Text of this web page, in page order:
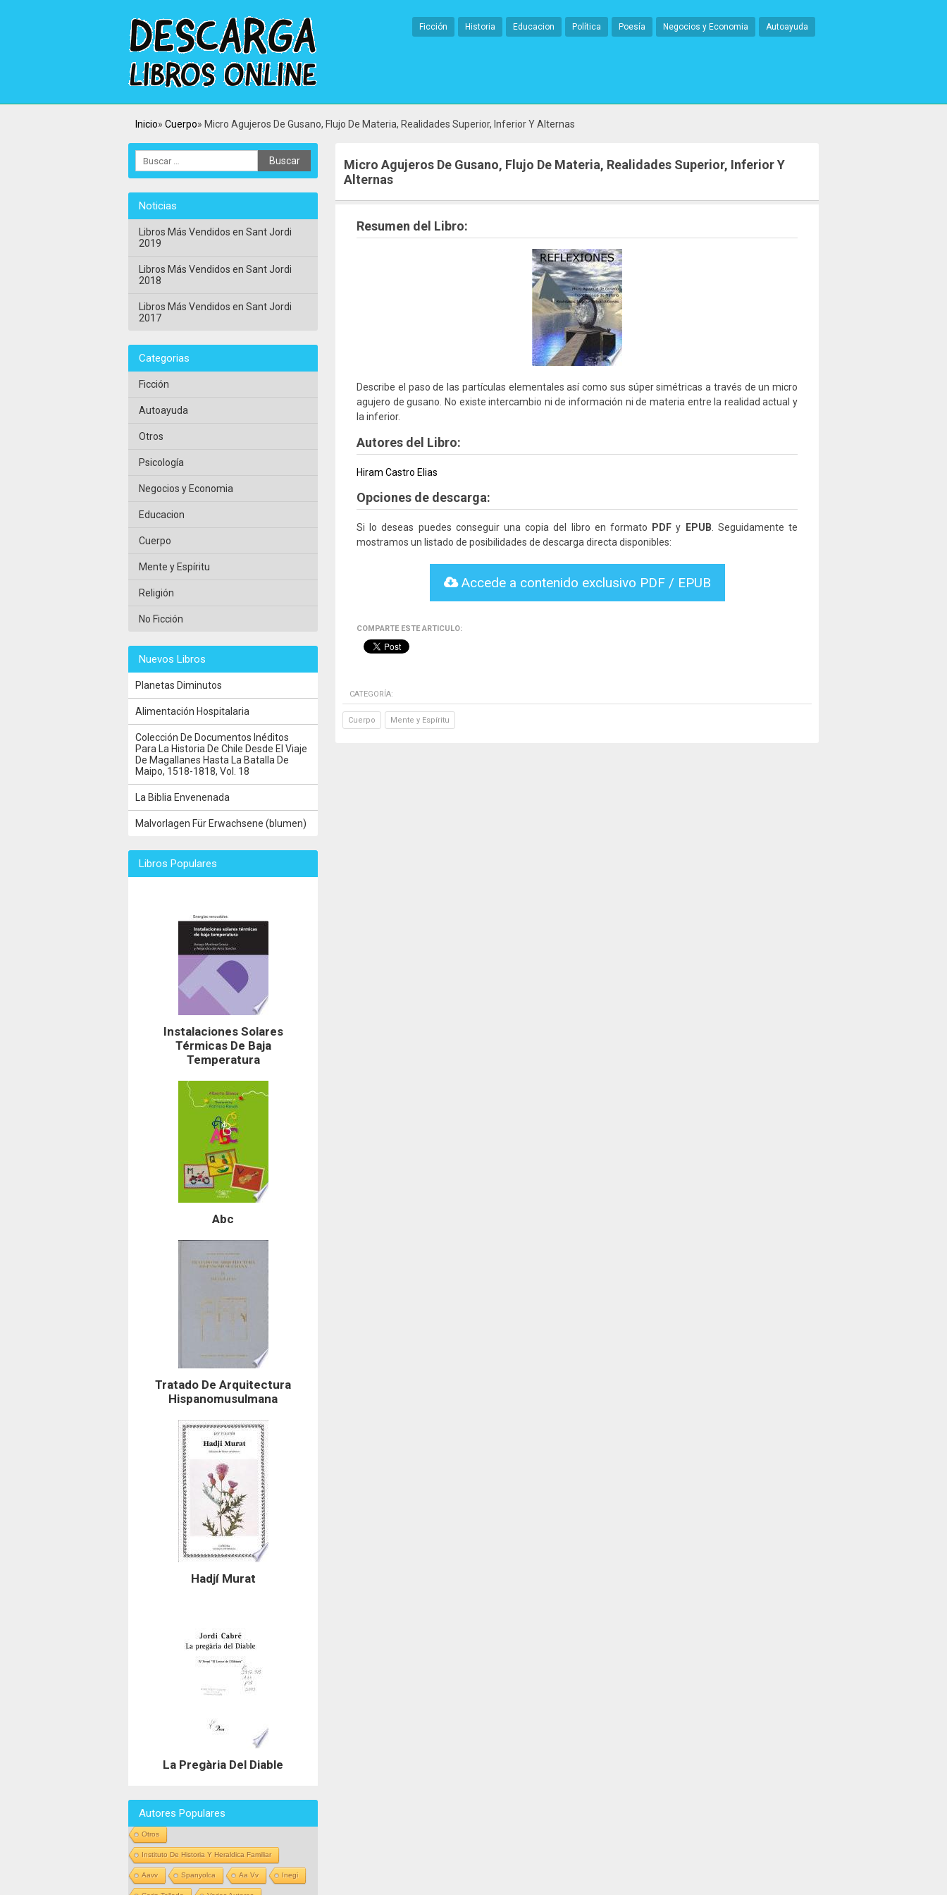
Ficción Historia Educacion Política Poesía Negocios y Economia Autoayuda
Inicio Cuerpo Micro Agujeros De Gusano, Flujo De Materia, Realidades Superior, Inferior Y Alternas
Micro Agujeros De Gusano, Flujo De Materia, Realidades Superior, Inferior Y
Alternas
Resumen del Libro:
Describe el paso de las partículas elementales así como sus súper simétricas a través de un micro
agujero de gusano. No existe intercambio ni de información ni de materia entre la realidad actual y
la inferior.
Autores del Libro:
Hiram Castro Elias
Opciones de descarga:
Si lo deseas puedes conseguir una copia del libro en formato PDF y EPUB . Seguidamente te
mostramos un listado de posibilidades de descarga directa disponibles:
Accede a contenido exclusivo PDF / EPUB
COMPARTE ESTE ARTICULO:
CATEGORÍA:
Cuerpo Mente y Espíritu
Noticias
Libros Más Vendidos en Sant Jordi
2019
Libros Más Vendidos en Sant Jordi
2018
Libros Más Vendidos en Sant Jordi
2017
Categorias
Ficción
Autoayuda
Otros
Psicología
Negocios y Economia
Educacion
Cuerpo
Mente y Espíritu
Religión
No Ficción
Nuevos Libros
Planetas Diminutos
Alimentación Hospitalaria
Colección De Documentos Inéditos
Para La Historia De Chile Desde El Viaje
De Magallanes Hasta La Batalla De
Maipo, 1518-1818, Vol. 18
La Biblia Envenenada
Malvorlagen Für Erwachsene (blumen)
Libros Populares
Instalaciones Solares
Térmicas De Baja
Temperatura
Abc
Tratado De Arquitectura
Hispanomusulmana
Hadjí Murat
La Pregària Del Diable
Autores Populares
Otros
Instituto De Historia Y Heraldica Familiar
Aavv Spanyolca Aa Vv Inegi